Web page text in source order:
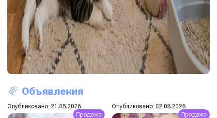
Объявления
Опубликовано: 21.05.2026
Продажа
Опубликовано: 02.08.2026
Продажа